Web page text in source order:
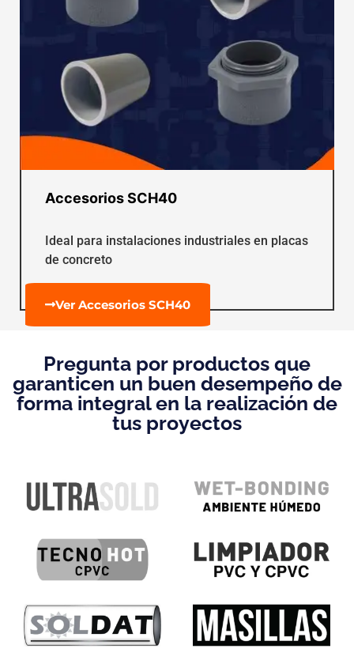
Accesorios SCH40
Ideal para instalaciones industriales en placas
de concreto
Ver Accesorios SCH40
Pregunta por productos que
garanticen un buen desempeño de
forma integral en la realización de
tus proyectos